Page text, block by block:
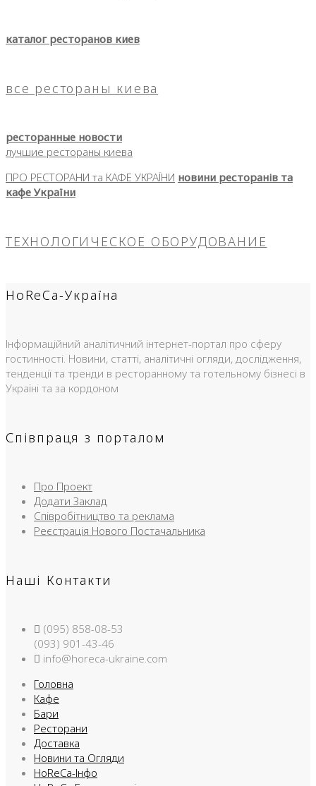
каталог ресторанов киев
все рестораны киева
ресторанные новости
лучшие рестораны киева
ПРО РЕСТОРАНИ та КАФЕ УКРАЇНИ новини ресторанів та
кафе України
ТЕХНОЛОГИЧЕСКОЕ ОБОРУДОВАНИЕ
HoReCa-Україна
Інформаційний аналітичний інтернет-портал про сферу
гостинності. Новини, статті, аналітичні огляди, дослідження,
тенденції та тренди в ресторанному та готельному бізнесі в
Україні та за кордоном
Співпраця з порталом
Про Проект
Додати Заклад
Співробітництво та реклама
Реєстрація Нового Постачальника
Наші Контакти
(095) 858-08-53
(093) 901-43-46
info@horeca-ukraine.com
Головна
Кафе
Бари
Ресторани
Доставка
Новини та Огляди
HoReCa-Інфо